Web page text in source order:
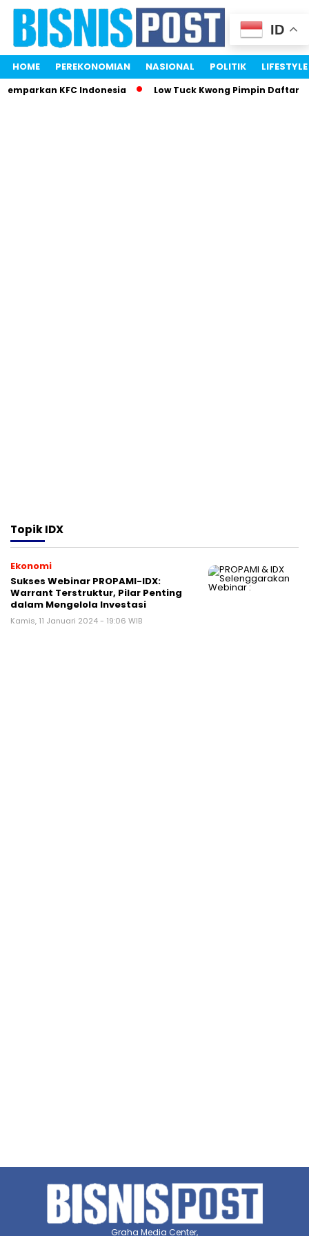
HOME PEREKONOMIAN NASIONAL POLITIK LIFESTYLE
KFC Indonesia Low Tuck Kwong Pimpin Daftar
TopikIDX
Ekonomi
Sukses Webinar PROPAMI-IDX:
Warrant Terstruktur, Pilar Penting
dalam Mengelola Investasi
Kamis, 11 Januari 2024 - 19:06 WIB
ID
Graha Media Center,